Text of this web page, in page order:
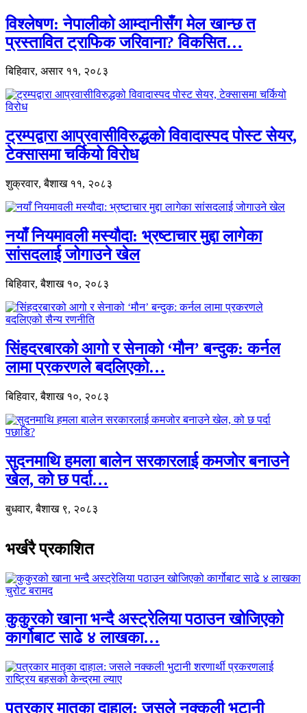
विश्लेषण: नेपालीको आम्दानीसँग मेल खान्छ त
प्रस्तावित ट्राफिक जरिवाना? विकसित…
बिहिवार, असार ११, २०८३
ट्रम्पद्वारा आप्रवासीविरुद्धको विवादास्पद पोस्ट सेयर,
टेक्सासमा चर्कियो विरोध
शुक्रवार, बैशाख ११, २०८३
नयाँ नियमावली मस्यौदा: भ्रष्टाचार मुद्दा लागेका
सांसदलाई जोगाउने खेल
बिहिवार, बैशाख १०, २०८३
सिंहदरबारको आगो र सेनाको ‘मौन’ बन्दुक: कर्नल
लामा प्रकरणले बदलिएको…
बिहिवार, बैशाख १०, २०८३
सुदनमाथि हमला बालेन सरकारलाई कमजोर बनाउने
खेल, को छ पर्दा…
बुधवार, बैशाख ९, २०८३
भर्खरै प्रकाशित
कुकुरको खाना भन्दै अस्ट्रेलिया पठाउन खोजिएको
कार्गोबाट साढे ४ लाखका…
पत्रकार मातृका दाहाल: जसले नक्कली भुटानी